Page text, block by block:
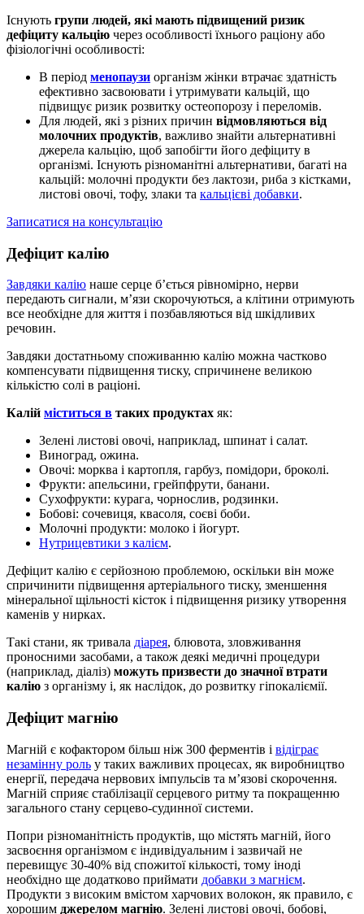
Існують групи людей, які мають підвищений ризик
дефіциту кальцію через особливості їхнього раціону або
фізіологічні особливості:
В період менопаузи організм жінки втрачає здатність
ефективно засвоювати і утримувати кальцій, що
підвищує ризик розвитку остеопорозу і переломів.
Для людей, які з різних причин відмовляються від
молочних продуктів, важливо знайти альтернативні
джерела кальцію, щоб запобігти його дефіциту в
організмі. Існують різноманітні альтернативи, багаті на
кальцій: молочні продукти без лактози, риба з кістками,
листові овочі, тофу, злаки та кальцієві добавки.
Записатися на консультацію
Дефіцит калію
Завдяки калію наше серце б’ється рівномірно, нерви
передають сигнали, м’язи скорочуються, а клітини отримують
все необхідне для життя і позбавляються від шкідливих
речовин.
Завдяки достатньому споживанню калію можна частково
компенсувати підвищення тиску, спричинене великою
кількістю солі в раціоні.
Калій міститься в таких продуктах як:
Зелені листові овочі, наприклад, шпинат і салат.
Виноград, ожина.
Овочі: морква і картопля, гарбуз, помідори, броколі.
Фрукти: апельсини, грейпфрути, банани.
Сухофрукти: курага, чорнослив, родзинки.
Бобові: сочевиця, квасоля, соєві боби.
Молочні продукти: молоко і йогурт.
Нутрицевтики з калієм.
Дефіцит калію є серйозною проблемою, оскільки він може
спричинити підвищення артеріального тиску, зменшення
мінеральної щільності кісток і підвищення ризику утворення
каменів у нирках.
Такі стани, як тривала діарея, блювота, зловживання
проносними засобами, а також деякі медичні процедури
(наприклад, діаліз) можуть призвести до значної втрати
калію з організму і, як наслідок, до розвитку гіпокаліємії.
Дефіцит магнію
Магній є кофактором більш ніж 300 ферментів і відіграє
незамінну роль у таких важливих процесах, як виробництво
енергії, передача нервових імпульсів та м’язові скорочення.
Магній сприяє стабілізації серцевого ритму та покращенню
загального стану серцево-судинної системи.
Попри різноманітність продуктів, що містять магній, його
засвоєння організмом є індивідуальним і зазвичай не
перевищує 30-40% від спожитої кількості, тому іноді
необхідно ще додатково приймати добавки з магнієм.
Продукти з високим вмістом харчових волокон, як правило, є
хорошим джерелом магнію. Зелені листові овочі, бобові,